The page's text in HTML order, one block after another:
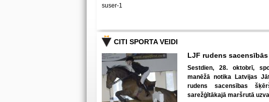
suser-1
CITI SPORTA VEIDI
LJF rudens
Sestdien, 28. oktobrī,
manēžā notika Latvijas
rudens sacensības
sarežģītākajā maršrutā